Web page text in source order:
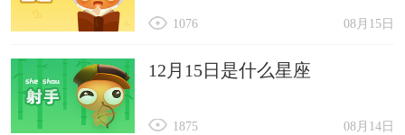
08月15日
1076
12月15日是什么星座
08月14日
1875